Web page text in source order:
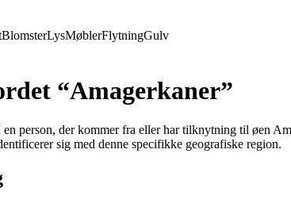
BlomsterLysMøblerFlytningGulv
“Amagerkaner”
en person, der kommer fra eller har tilknytning til øen
sig med denne specifikke geografiske region.